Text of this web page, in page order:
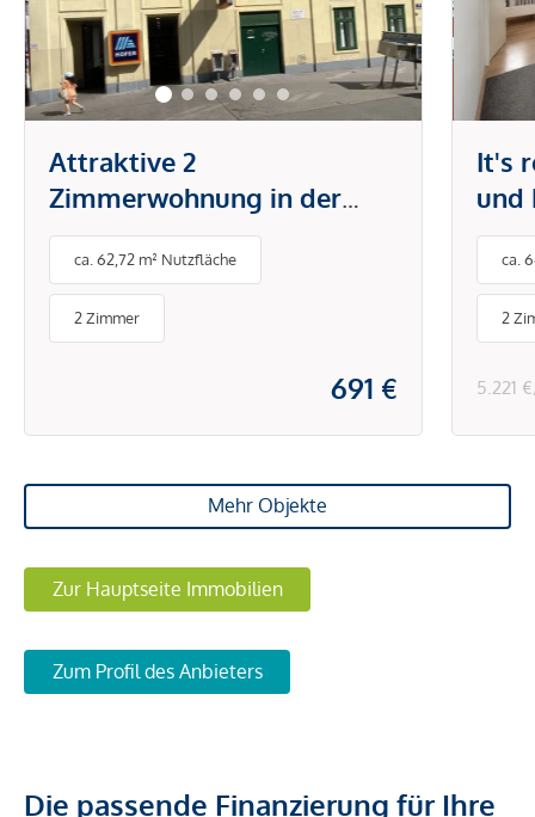
Attraktive 2
Zimmerwohnung in der
Brunnengasse
ca. 62,72 m² Nutzfläche
2 Zimmer
691 €
It's
und
&
ca.
2
5.221
Mehr Objekte
Zur Hauptseite Immobilien
Zum Profil des Anbieters
Die passende Finanzierung für Ihre